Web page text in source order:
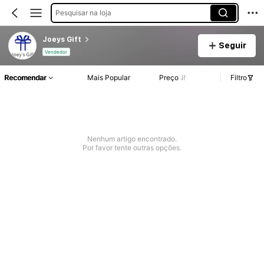
Pesquisar na loja
Joeys Gift
Vendedor
Seguir
Recomendar Mais Popular Preço Filtro
Nenhum artigo encontrado.
Por favor tente outras opções.